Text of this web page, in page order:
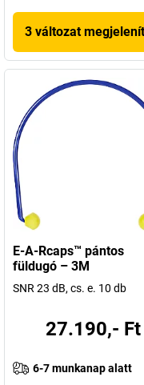
3 változat
E-A-Rcaps™ pántos
füldugó – 3M
SNR 23 dB, cs. e. 10 db
27.190,- Ft
6-7 munkanap alatt